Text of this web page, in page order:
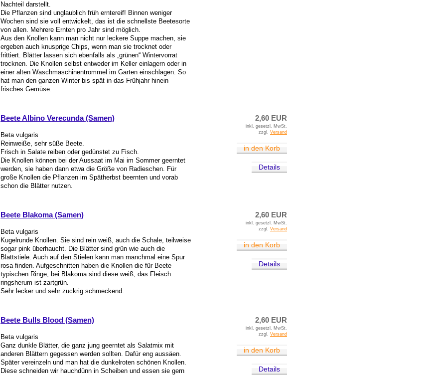
Nachteil darstellt.
Die Pflanzen sind unglaublich früh erntereif! Binnen weniger
Wochen sind sie voll entwickelt, das ist die schnellste Beetesorte
von allen. Mehrere Ernten pro Jahr sind möglich.
Aus den Knollen kann man nicht nur leckere Suppe machen, sie
ergeben auch knusprige Chips, wenn man sie trocknet oder
frittiert. Blätter lassen sich ebenfalls als „grünen“ Wintervorrat
trocknen. Die Knollen selbst entweder im Keller einlagern oder in
einer alten Waschmaschinentrommel im Garten einschlagen. So
hat man den ganzen Winter bis spät in das Frühjahr hinein
frisches Gemüse.
Beete Albino Verecunda (Samen)
Beta vulgaris
Reinweiße, sehr süße Beete.
Frisch in Salate reiben oder gedünstet zu Fisch.
Die Knollen können bei der Aussaat im Mai im Sommer geerntet
werden, sie haben dann etwa die Größe von Radieschen. Für
große Knollen die Pflanzen im Spätherbst beernten und vorab
schon die Blätter nutzen.
2,60 EUR
inkl. gesetzl. MwSt.
zzgl. Versand
in den Korb
Details
Beete Blakoma (Samen)
Beta vulgaris
Kugelrunde Knollen. Sie sind rein weiß, auch die Schale, teilweise
sogar pink überhaucht. Die Blätter sind grün wie auch die
Blattstiele. Auch auf den Stielen kann man manchmal eine Spur
rosa finden. Aufgeschnitten haben die Knollen die für Beete
typischen Ringe, bei Blakoma sind diese weiß, das Fleisch
ringsherum ist zartgrün.
Sehr lecker und sehr zuckrig schmeckend.
2,60 EUR
inkl. gesetzl. MwSt.
zzgl. Versand
in den Korb
Details
Beete Bulls Blood (Samen)
Beta vulgaris
Ganz dunkle Blätter, die ganz jung geerntet als Salatmix mit
anderen Blättern gegessen werden sollten. Dafür eng aussäen.
Später vereinzeln und man hat die dunkelroten schönen Knollen.
Diese schneiden wir hauchdünn in Scheiben und essen sie gern
2,60 EUR
inkl. gesetzl. MwSt.
zzgl. Versand
in den Korb
Details